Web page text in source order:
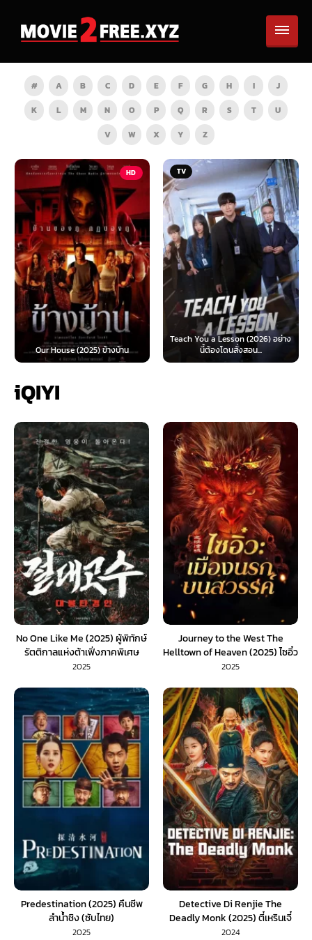
# A B C D E F G H I
J
K
L M N O P Q R S T
U
V
W X Y Z
HD
Our House (2025) ข้างบ้าน
TV
Teach You a Lesson (2026) อย่าง
นี้ต้องโดนสั่งสอน...
iQIYI
No One Like Me (2025) ผู้พิทักษ์
รัตติกาลแห่งต้าเฟิ่งภาคพิเศษ
(พากย์ไทย)
2025
Journey to the West The
Helltown of Heaven (2025) ไซอิ๋ว
เมืองนรกบนสวรรค์ (พากย์ไทย)
2025
Predestination (2025) คืนชีพ
ลำน้ำชิง (ซับไทย)
2025
Detective Di Renjie The
Deadly Monk (2025) ตี๋เหรินเจี๋
ยกับนักบวชมรณะ (พากย์ไทย)
2024